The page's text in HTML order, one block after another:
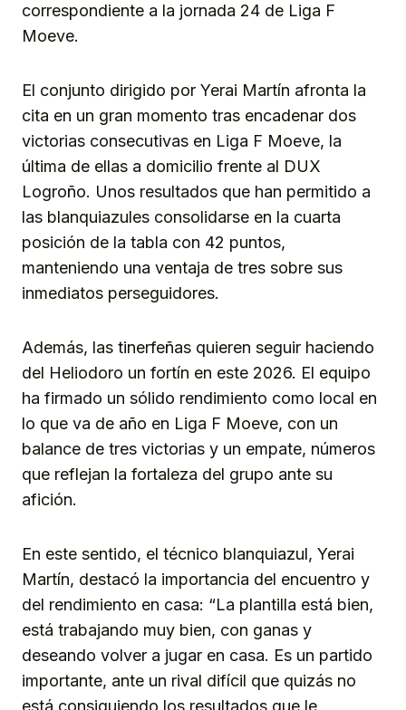
correspondiente a la jornada 24 de Liga F
Moeve.
El conjunto dirigido por Yerai Martín afronta la
cita en un gran momento tras encadenar dos
victorias consecutivas en Liga F Moeve, la
última de ellas a domicilio frente al DUX
Logroño. Unos resultados que han permitido a
las blanquiazules consolidarse en la cuarta
posición de la tabla con 42 puntos,
manteniendo una ventaja de tres sobre sus
inmediatos perseguidores.
Además, las tinerfeñas quieren seguir haciendo
del Heliodoro un fortín en este 2026. El equipo
ha firmado un sólido rendimiento como local en
lo que va de año en Liga F Moeve, con un
balance de tres victorias y un empate, números
que reflejan la fortaleza del grupo ante su
afición.
En este sentido, el técnico blanquiazul, Yerai
Martín, destacó la importancia del encuentro y
del rendimiento en casa: “La plantilla está bien,
está trabajando muy bien, con ganas y
deseando volver a jugar en casa. Es un partido
importante, ante un rival difícil que quizás no
está consiguiendo los resultados que le